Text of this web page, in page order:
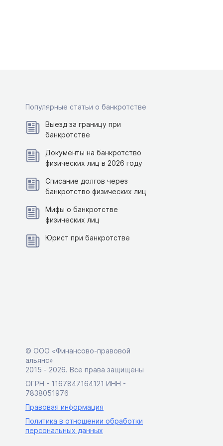
Популярные статьи о банкротстве
Выезд за границу при
банкротстве
Документы на банкротство
физических лиц в 2026 году
Списание долгов через
банкротство физических лиц
Мифы о банкротстве
физических лиц
Юрист при банкротстве
© ООО «Финансово-правовой
альянс»
2015 ‑ 2026. Все права защищены
ОГРН - 1167847164121 ИНН -
7838051976
Правовая информация
Политика в отношении обработки
персональных данных